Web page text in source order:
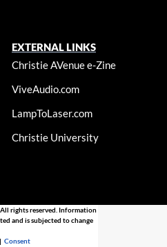
EXTERNAL LINKS
Christie AVenue e-Zine
ViveAudio.com
LampToLaser.com
Christie University
rights reserved. Information
and is subjected to change
|Consent